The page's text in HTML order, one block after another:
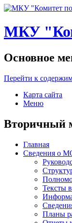
МКУ
Основное
Перейти к
Карта сайта
Меню
Вторичный
Главная
Сведения о
Тексты
Планы